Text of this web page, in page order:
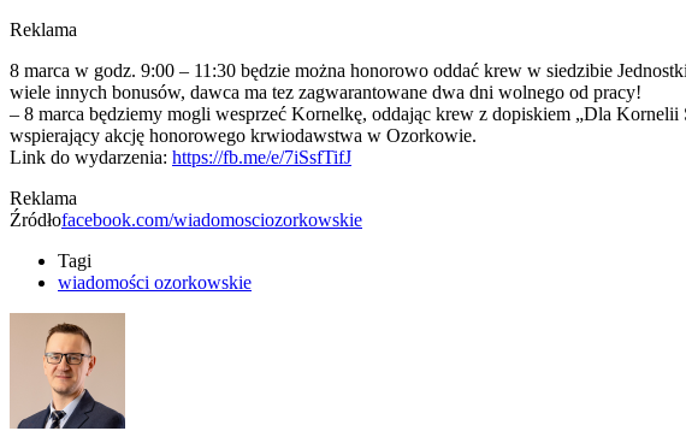
Reklama
8 marca w godz. 9:00 – 11:30 będzie można honorowo oddać krew w siedzibie
wiele innych bonusów, dawca ma tez zagwarantowane dwa dni wolnego od pracy!
– 8 marca będziemy mogli wesprzeć Kornelkę, oddając krew z dopiskiem „Dla
wspierający akcję honorowego krwiodawstwa w Ozorkowie.
Link do wydarzenia: https://fb.me/e/7iSsfTifJ
Reklama
Źródłofacebook.com/wiadomosciozorkowskie
Tagi
wiadomości ozorkowskie